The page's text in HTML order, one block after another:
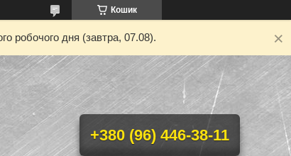
Кошик
робочого дня (завтра, 07.08).
+380 (96) 446-38-11